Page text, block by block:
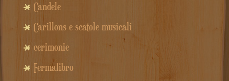
Candele
Carillons e scatole musicali
cerimonie
Fermalibro